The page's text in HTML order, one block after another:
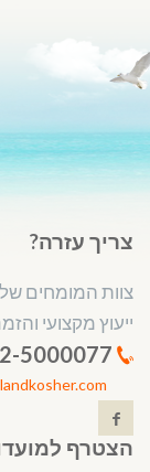
צריך עזרה?
צוות המומחים
ייעוץ מקצועי
הצטרף